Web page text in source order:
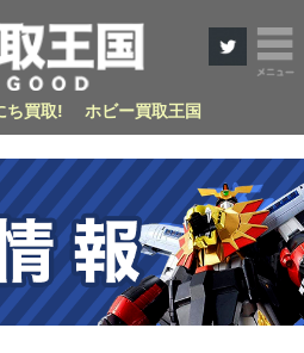
ち買取! ホビー買取王国